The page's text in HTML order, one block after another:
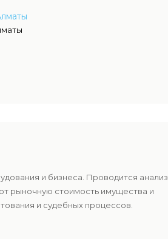
и бизнеса. Проводится анализ
рыночную стоимость имущества и
и судебных процессов.